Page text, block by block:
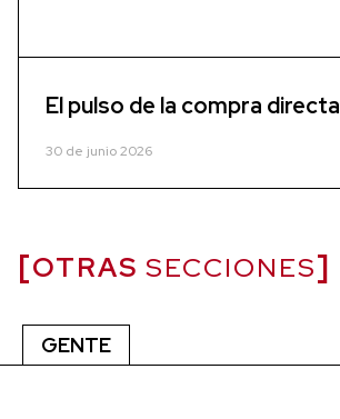
El pulso de la compra directa
30 de junio 2026
OTRAS SECCIONES
GENTE